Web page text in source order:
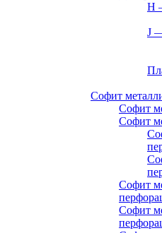
H
J
Софит
Софит
Софит
Софит
Софит